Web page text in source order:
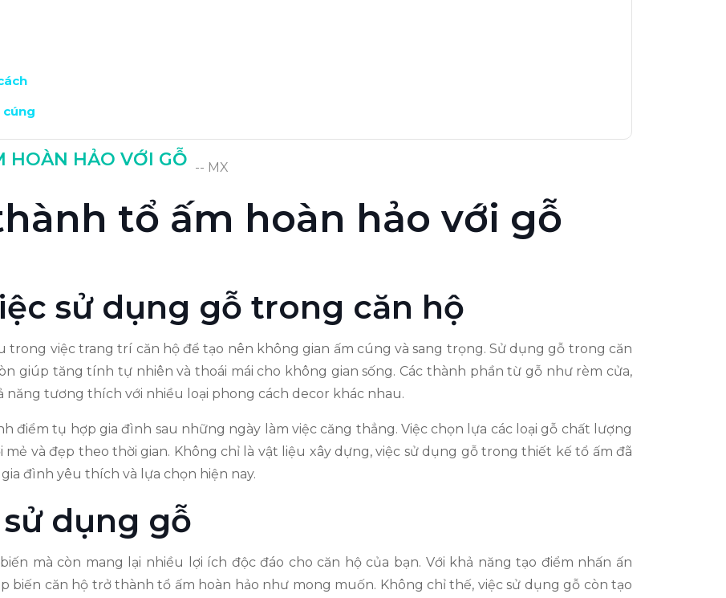
cúng
HOÀN HẢO VỚI GỖ -- MX
tổ ấm hoàn hảo với gỗ
sử dụng gỗ trong căn hộ
việc trang trí căn hộ để tạo nên không gian ấm cúng và sang trọng. Sử dụng gỗ trong căn
giúp tăng tính tự nhiên và thoái mái cho không gian sống. Các thành phần từ gỗ như rèm cửa,
năng tương thích với nhiều loại phong cách decor khác nhau.
điểm tụ hợp gia đình sau những ngày làm việc căng thẳng. Việc chọn lựa các loại gỗ chất lượng
mẻ và đẹp theo thời gian. Không chỉ là vật liệu xây dựng, việc sử dụng gỗ trong thiết kế tổ ấm đã
đình yêu thích và lựa chọn hiện nay.
dụng gỗ
mà còn mang lại nhiều lợi ích độc đáo cho căn hộ của bạn. Với khả năng tạo điểm nhấn ấn
biến căn hộ trở thành tổ ấm hoàn hảo như mong muốn. Không chỉ thế, việc sử dụng gỗ còn tạo